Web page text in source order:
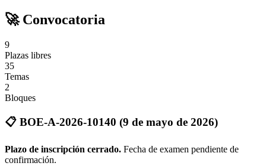
🚀 Convocatoria
9
Plazas libres
35
Temas
2
Bloques
📋 BOE-A-2026-10140 (9 de mayo de 2026)
Plazo de inscripción cerrado. Fecha de examen pendiente de
confirmación.